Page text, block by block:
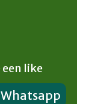
een like